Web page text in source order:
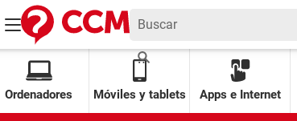
Ordenadores Móviles y tablets Apps e Internet